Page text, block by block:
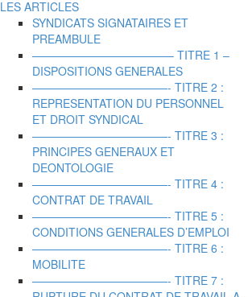
LES ARTICLES
SYNDICATS SIGNATAIRES ET
PREAMBULE
————————————– TITRE 1 –
DISPOSITIONS GENERALES
————————————- TITRE 2 :
REPRESENTATION DU PERSONNEL
ET DROIT SYNDICAL
————————————- TITRE 3 :
PRINCIPES GENERAUX ET
DEONTOLOGIE
————————————- TITRE 4 :
CONTRAT DE TRAVAIL
————————————- TITRE 5 :
CONDITIONS GENERALES D’EMPLOI
————————————- TITRE 6 :
MOBILITE
————————————- TITRE 7 :